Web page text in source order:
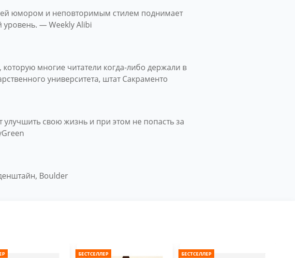
ей юмором и неповторимым стилем поднимает
— Weekly Alibi
многие читатели когда-либо держали в
университета, штат Сакраменто
свою жизнь и при этом не попасть за
Boulder
БЕСТСЕЛЛЕР БЕСТСЕЛЛЕР